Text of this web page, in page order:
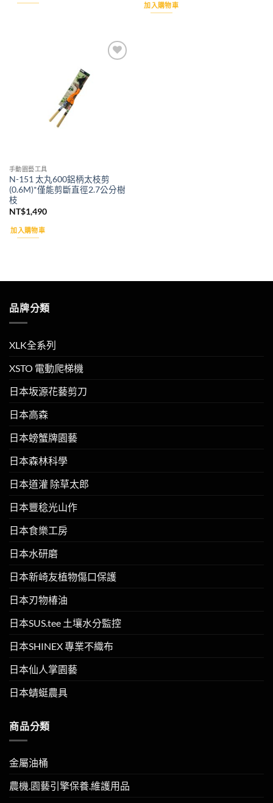
加入購物車
手動園藝工具
N-151 太丸600鋁柄太枝剪
(0.6M)*僅能剪斷直徑2.7公分樹
枝
NT$1,490
加入購物車
品牌分類
XLK全系列
XSTO 電動爬梯機
日本坂源花藝剪刀
日本高森
日本螃蟹牌園藝
日本森林科學
日本道灌 除草太郎
日本豐稔光山作
日本食樂工房
日本水研磨
日本新崎友植物傷口保護
日本刃物椿油
日本SUS.tee 土壤水分監控
日本SHINEX 專業不織布
日本仙人掌園藝
日本蜻蜓農具
商品分類
金屬油桶
農機.園藝引擎保養.維護用品